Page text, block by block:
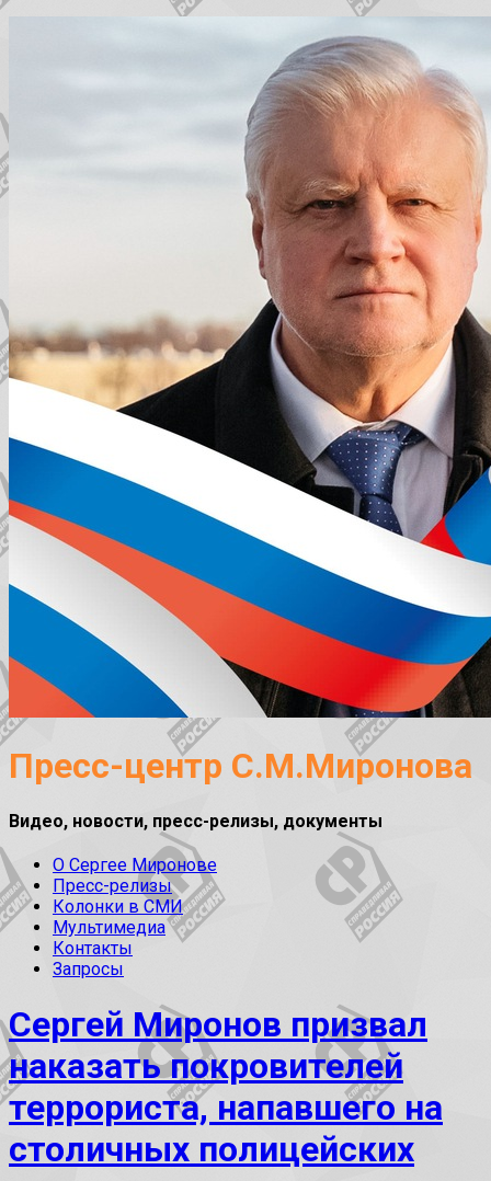
Пресс-центр С.М.Миронова
Видео, новости, пресс-релизы, документы
О Сергее Миронове
Пресс-релизы
Колонки в СМИ
Мультимедиа
Контакты
Запросы
Сергей Миронов призвал
наказать покровителей
террориста, напавшего на
столичных полицейских